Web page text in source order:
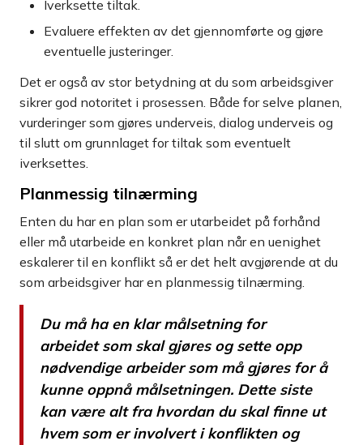
Iverksette tiltak.
Evaluere effekten av det gjennomførte og gjøre
eventuelle justeringer.
Det er også av stor betydning at du som arbeidsgiver
sikrer god notoritet i prosessen. Både for selve planen,
vurderinger som gjøres underveis, dialog underveis og
til slutt om grunnlaget for tiltak som eventuelt
iverksettes.
Planmessig tilnærming
Enten du har en plan som er utarbeidet på forhånd
eller må utarbeide en konkret plan når en uenighet
eskalerer til en konflikt så er det helt avgjørende at du
som arbeidsgiver har en planmessig tilnærming.
Du må ha en klar målsetning for
arbeidet som skal gjøres og sette opp
nødvendige arbeider som må gjøres for å
kunne oppnå målsetningen. Dette siste
kan være alt fra hvordan du skal finne ut
hvem som er involvert i konflikten og